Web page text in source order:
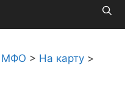
МФО > На карту >